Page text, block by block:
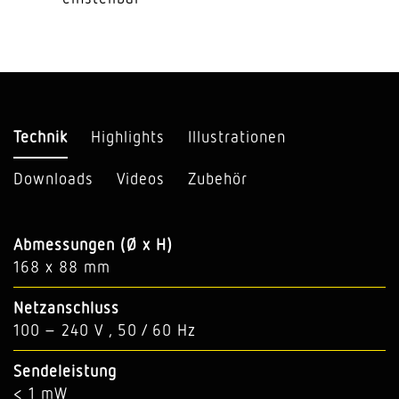
Technik Highlights Illustrationen
Downloads Videos Zubehör
Abmessungen (Ø x H)
168 x 88 mm
Netzanschluss
100 – 240 V , 50 / 60 Hz
Sendeleistung
< 1 mW